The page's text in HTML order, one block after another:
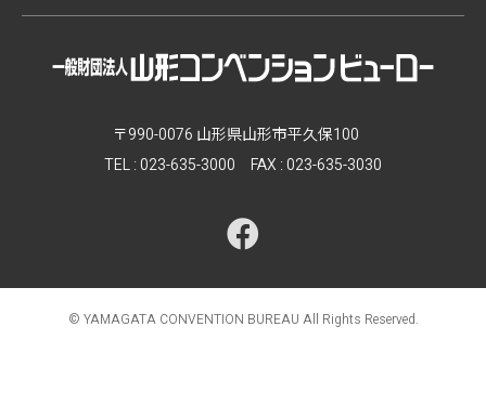
〒990-0076 山形県山形市平久保100
TEL : 023-635-3000 FAX : 023-635-3030
© YAMAGATA CONVENTION BUREAU All Rights Reserved.